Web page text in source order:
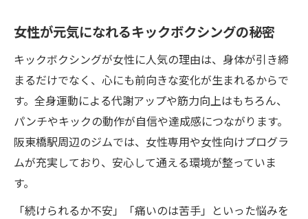
女性が元気になれるキックボクシングの秘密
キックボクシングが女性に人気の理由は、身体が引き締
まるだけでなく、心にも前向きな変化が生まれるからで
す。全身運動による代謝アップや筋力向上はもちろん、
パンチやキックの動作が自信や達成感につながります。
阪東橋駅周辺のジムでは、女性専用や女性向けプログラ
ムが充実しており、安心して通える環境が整っていま
す。
「続けられるか不安」「痛いのは苦手」といった悩みを